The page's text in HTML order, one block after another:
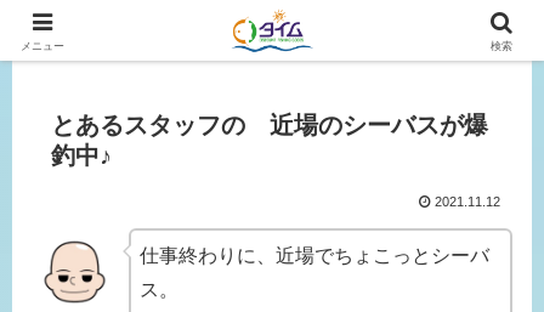
広島、岡山の釣り情報はタイムにおまかせ！
とあるスタッフの 近場のシーバスが爆
釣中♪
2021.11.12
仕事終わりに、近場でちょこっとシーバ
ス。
メニュー 検索